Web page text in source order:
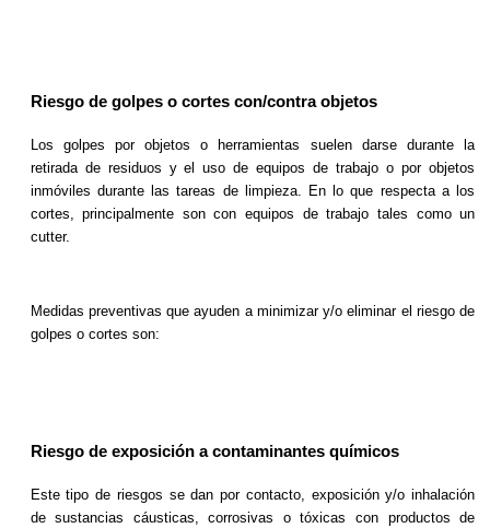
Riesgo de golpes o cortes con/contra objetos
Los golpes por objetos o herramientas suelen darse durante la
retirada de residuos y el uso de equipos de trabajo o por objetos
inmóviles durante las tareas de limpieza. En lo que respecta a los
cortes, principalmente son con equipos de trabajo tales como un
cutter.
Medidas preventivas que ayuden a minimizar y/o eliminar el riesgo de
golpes o cortes son:
Riesgo de exposición a contaminantes químicos
Este tipo de riesgos se dan por contacto, exposición y/o inhalación
de sustancias cáusticas, corrosivas o tóxicas con productos de